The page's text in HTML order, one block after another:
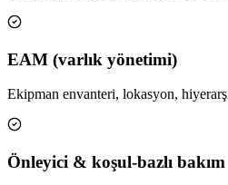
EAM (varlık yönetimi)
Ekipman envanteri, lokasyon,
Önleyici & koşul-bazlı bakım